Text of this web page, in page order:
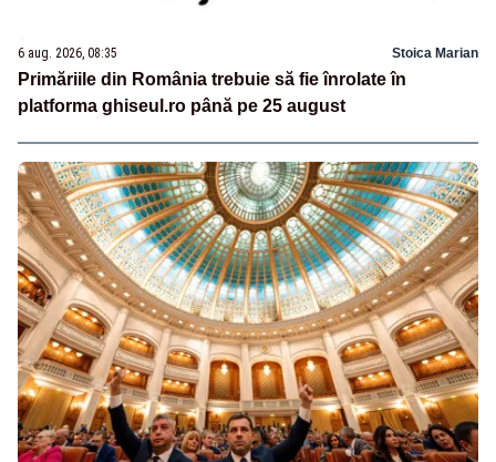
6 aug. 2026, 08:35 Stoica Marian
Primăriile din România trebuie să fie înrolate în
platforma ghiseul.ro până pe 25 august